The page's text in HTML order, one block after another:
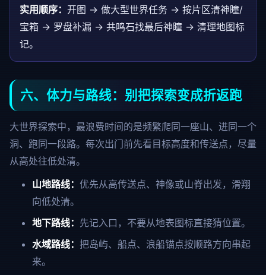
实用顺序： 开图 → 做大型世界任务 → 按片区清神瞳/
宝箱 → 罗盘补漏 → 共鸣石找最后神瞳 → 清理地图标
记。
六、体力与路线：别把探索变成折返跑
大世界探索中，最浪费时间的是频繁爬同一座山、进同一个
洞、跑同一段路。每次出门前先看目标高度和传送点，尽量
从高处往低处清。
山地路线： 优先从高传送点、神像或山脊出发，滑翔
向低处清。
地下路线： 先记入口，不要从地表图标直接猜位置。
水域路线： 把岛屿、船点、浪船锚点按顺路方向串起
来。